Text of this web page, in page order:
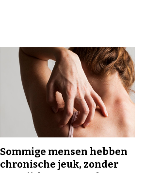
Sommige mensen hebben
chronische jeuk, zonder